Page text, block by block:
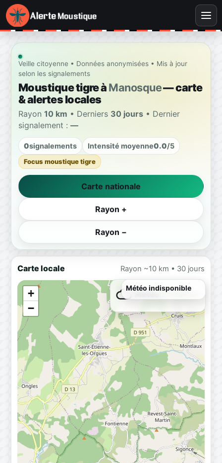
Veille citoyenne • Données anonymisées • Mis à jour
selon les signalements
Moustique tigre àManosque— carte
& alertes locales
Rayon 10 km • Derniers 30 jours • Dernier
signalement : —
0signalements Intensité moyenne0.0/5
Focus moustique tigre
Carte nationale
Rayon +
Rayon −
Carte locale Rayon ~10 km • 30 jours
+
−
Météo…Chargement
Météo indisponible